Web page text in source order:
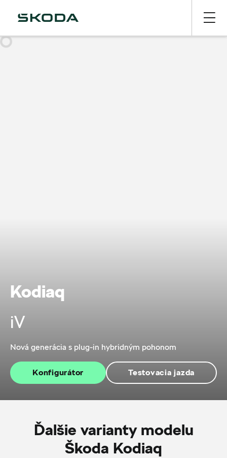
Kodiaq
iV
Nová generácia s plug-in hybridným pohonom
Konfigurátor Testovacia jazda
Ďalšie varianty modelu
Škoda Kodiaq